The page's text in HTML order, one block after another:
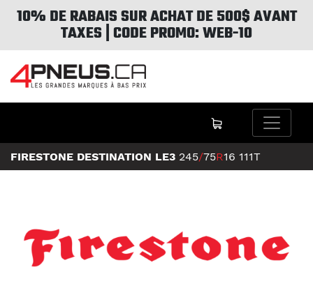
10% DE RABAIS SUR ACHAT DE 500$ AVANT
TAXES | CODE PROMO: WEB-10
FIRESTONE DESTINATION LE3 245/75R16 111T